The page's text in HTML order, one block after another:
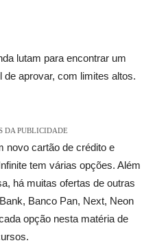
lutam para encontrar um
de aprovar, com limites altos.
DA PUBLICIDADE
novo cartão de crédito e
tem várias opções. Além
há muitas ofertas de outras
Banco Pan, Next, Neon
opção nesta matéria de